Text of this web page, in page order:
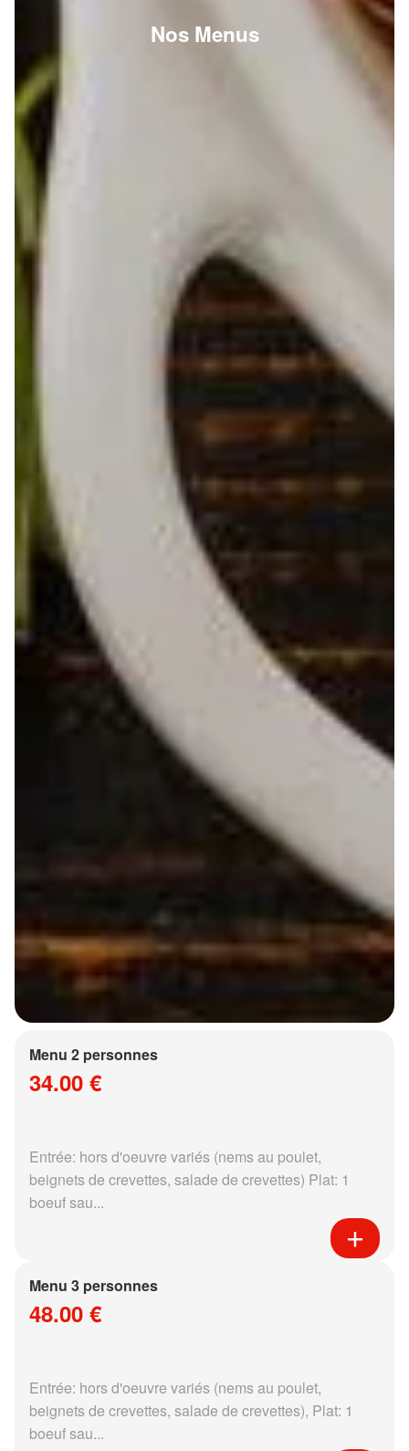
Nos Menus
Menu 2 personnes
34.00 €
Entrée: hors d'oeuvre variés (nems au poulet,
beignets de crevettes, salade de crevettes) Plat: 1
boeuf sau...
Menu 3 personnes
48.00 €
Entrée: hors d'oeuvre variés (nems au poulet,
beignets de crevettes, salade de crevettes), Plat: 1
boeuf sau...